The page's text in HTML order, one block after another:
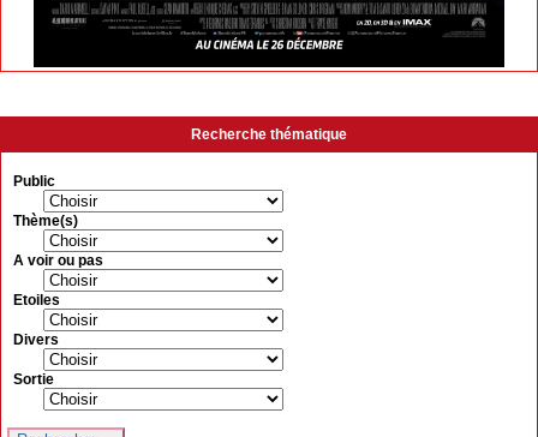
Recherche thématique
Public
Thème(s)
A voir ou pas
Etoiles
Divers
Sortie